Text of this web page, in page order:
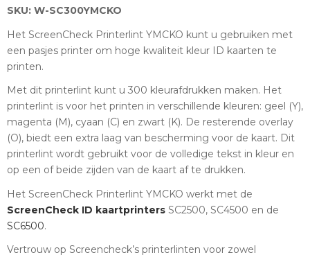
SKU: W-SC300YMCKO
Het ScreenCheck Printerlint YMCKO kunt u gebruiken met
een pasjes printer om hoge kwaliteit kleur ID kaarten te
printen.
Met dit printerlint kunt u 300 kleurafdrukken maken. Het
printerlint is voor het printen in verschillende kleuren: geel (Y),
magenta (M), cyaan (C) en zwart (K). De resterende overlay
(O), biedt een extra laag van bescherming voor de kaart. Dit
printerlint wordt gebruikt voor de volledige tekst in kleur en
op een of beide zijden van de kaart af te drukken.
Het ScreenCheck Printerlint YMCKO werkt met de
ScreenCheck ID kaartprinters SC2500, SC4500 en de
SC6500.
Vertrouw op Screencheck’s printerlinten voor zowel